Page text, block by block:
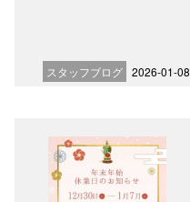
スタッフブログ 2026-01-08